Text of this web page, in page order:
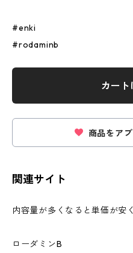
#enki
#rodaminb
カート
商品をア
関連サイト
内容量が多くなると単価が安
ローダミンB